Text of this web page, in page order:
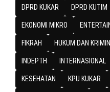
DPRD KUKAR DPRD KUTIM
EKONOMI MIKRO
FIKRAH HUKUM DAN
INDEPTH INTERNASIONAL
KESEHATAN KPU KUKAR